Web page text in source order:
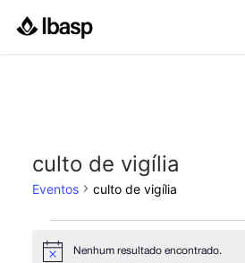
para
culto de vigília
Eventos culto de vigília
Eventos
Notice
Nenhum resultado encontrado.